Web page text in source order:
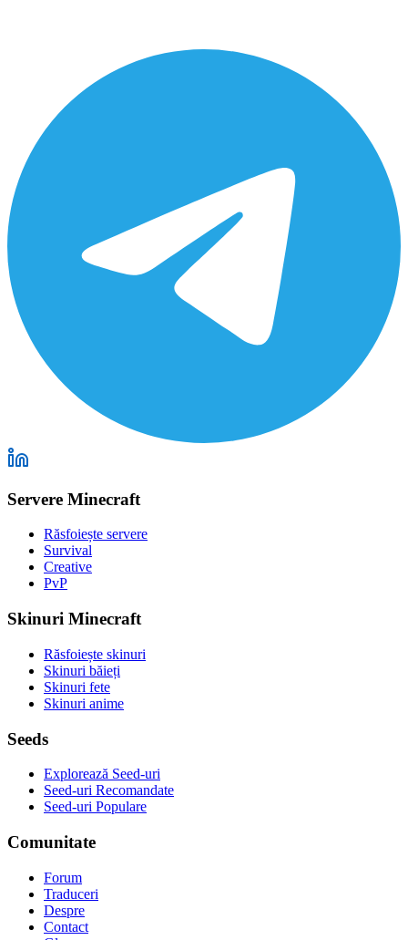
Servere Minecraft
Răsfoiește servere
Survival
Creative
PvP
Skinuri Minecraft
Răsfoiește skinuri
Skinuri băieți
Skinuri fete
Skinuri anime
Seeds
Explorează Seed-uri
Seed-uri Recomandate
Seed-uri Populare
Comunitate
Forum
Traduceri
Despre
Contact